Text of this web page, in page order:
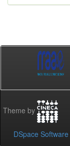
Theme by
DSpace Software